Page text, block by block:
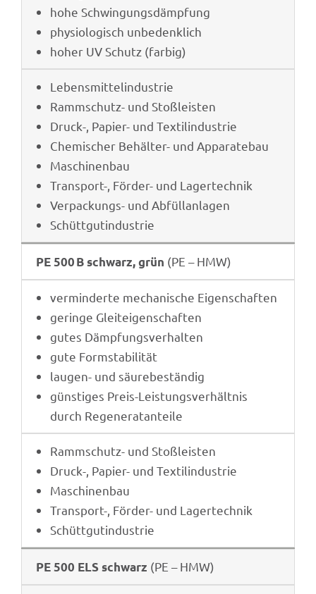
hohe Schwin­gungs­dämp­fung
physio­lo­gisch unbedenklich
hoher UV Schutz (farbig)
Lebens­mit­tel­in­dus­trie
Ramm­schutz- und Stoßleisten
Druck-, Papier- und Textilindustrie
Chemi­scher Behäl­ter- und Apparatebau
Maschi­nen­bau
Trans­port-, Förder- und Lagertechnik
Verpa­ckungs- und Abfüllanlagen
Schütt­gut­in­dus­trie
PE 500 B schwarz, grün (PE – HMW)
vermin­derte mecha­ni­sche Eigenschaften
geringe Glei­t­ei­gen­schaf­ten
gutes Dämp­fungs­ver­hal­ten
gute Form­sta­bi­li­tät
laugen- und säurebeständig
güns­ti­ges Preis-Leis­tungs­ver­hält­nis
durch Regeneratanteile
Ramm­schutz- und Stoßleisten
Druck-, Papier- und Textilindustrie
Maschi­nen­bau
Trans­port-, Förder- und Lagertechnik
Schütt­gut­in­dus­trie
PE 500 ELS schwarz (PE – HMW)